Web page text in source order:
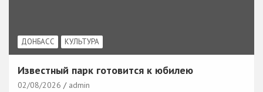
ДОНБАСС КУЛЬТУРА
Известный парк готовится к юбилею
02/08/2026 admin